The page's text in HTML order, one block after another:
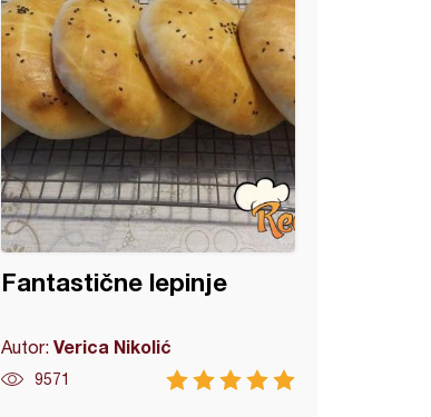
Fantastične lepinje
Autor:Verica Nikolić
9571